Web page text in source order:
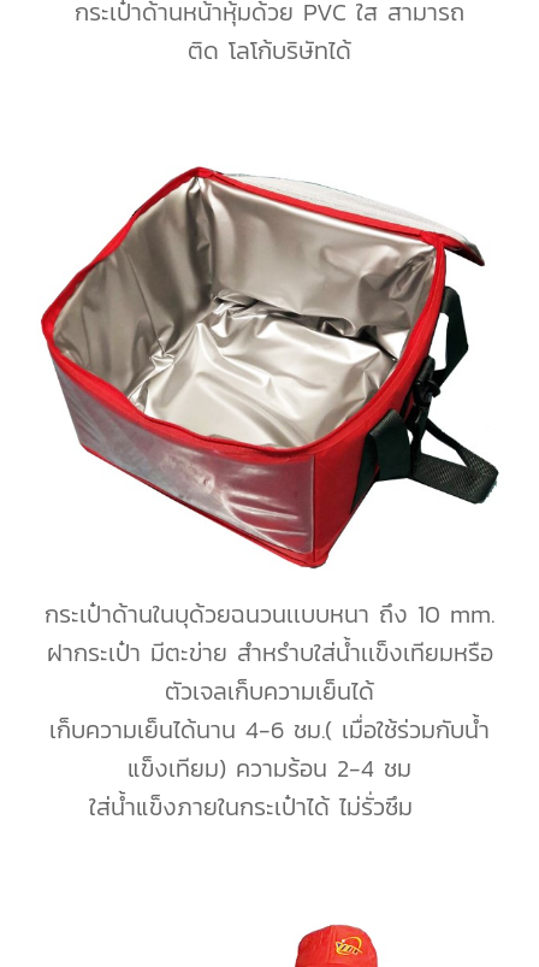
กระเป๋าด้านหน้าหุ้มด้วย PVC ใส สามารถ
ติด โลโก้บริษัทได้
กระเป๋าด้านในบุด้วยฉนวนเเบบหนา ถึง 10 mm.
ฝากระเป๋า มีตะข่าย สำหรำบใส่น้ำเเข็งเทียมหรือ
ตัวเจลเก็บความเย็นได้
เก็บความเย็นได้นาน 4-6 ชม.( เมื่อใช้ร่วมกับน้ำ
แข็งเทียม) ความร้อน 2-4 ชม
ใส่น้ำแข็งภายในกระเป๋าได้ ไม่รั่วซึม